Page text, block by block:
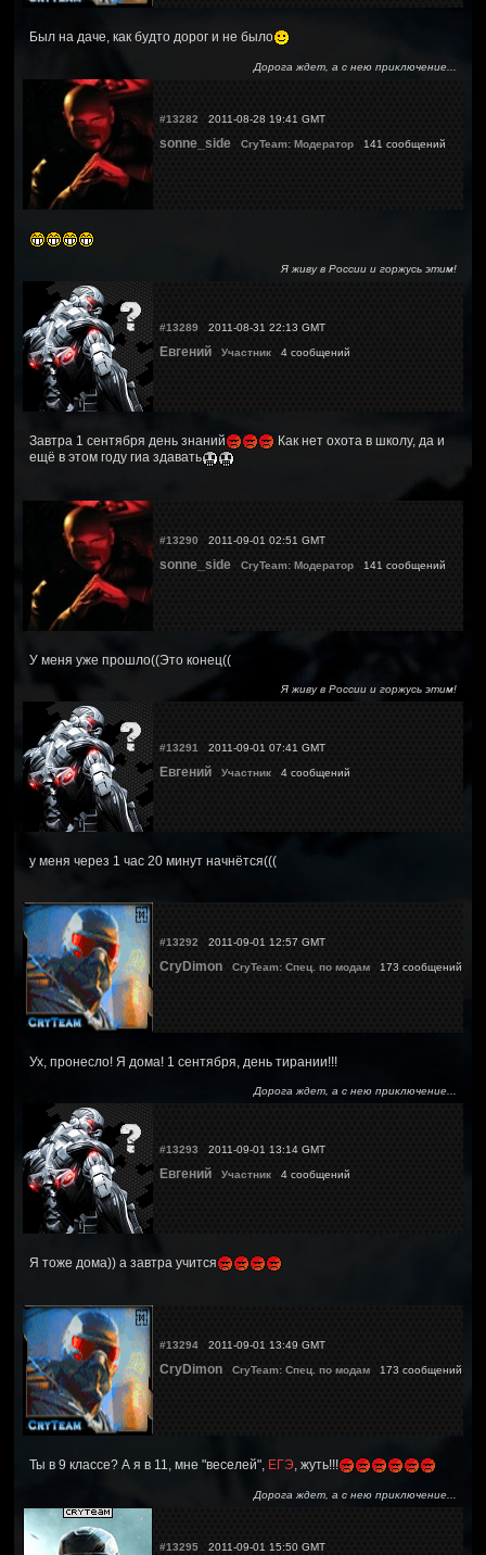
Был на даче, как будто дорог и не было
Дорога ждет, а с нею приключение...
#13282 2011-08-28 19:41 GMT
sonne_side CryTeam: Модератор 141 сообщений
Я живу в России и горжусь этим!
#13289 2011-08-31 22:13 GMT
Евгений Участник 4 сообщений
Завтра 1 сентября день знаний
Как нет охота в школу, да и
ещё в этом году гиа здавать
#13290 2011-09-01 02:51 GMT
sonne_side CryTeam: Модератор 141 сообщений
У меня уже прошло((Это конец((
Я живу в России и горжусь этим!
#13291 2011-09-01 07:41 GMT
Евгений Участник 4 сообщений
у меня через 1 час 20 минут начнётся(((
#13292 2011-09-01 12:57 GMT
CryDimon CryTeam: Спец. по модам 173 сообщений
Ух, пронесло! Я дома! 1 сентября, день тирании!!!
Дорога ждет, а с нею приключение...
#13293 2011-09-01 13:14 GMT
Евгений Участник 4 сообщений
Я тоже дома)) а завтра учится
#13294 2011-09-01 13:49 GMT
CryDimon CryTeam: Спец. по модам 173 сообщений
Ты в 9 классе? А я в 11, мне "веселей", ЕГЭ, жуть!!!
Дорога ждет, а с нею приключение...
#13295 2011-09-01 15:50 GMT